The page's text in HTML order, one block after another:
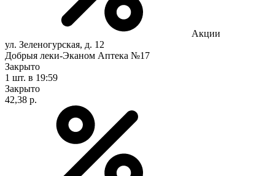
Акции
ул. Зеленогурская, д. 12
Добрыя леки-Эканом Аптека №17
Закрыто
1 шт. в 19:59
Закрыто
42,38 р.